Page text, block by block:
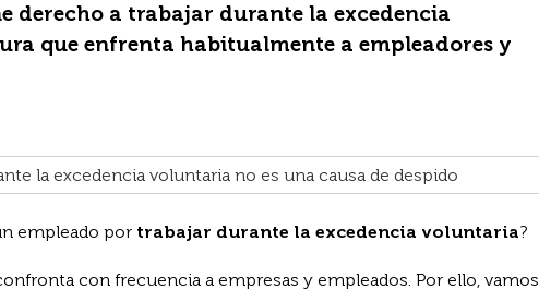
derecho a trabajar durante la excedencia
que enfrenta habitualmente a empleadores y
empleado por trabajar durante la excedencia voluntaria?
con frecuencia a empresas y empleados. Por ello, vamos